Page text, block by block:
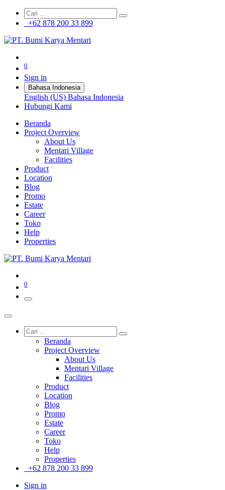
+62 878 200 33 899
0
Sign in
Bahasa Indonesia
English (US) Bahasa Indonesia
Hubungi Kami
Beranda
Project Overview
About Us
Mentari Village
Facilities
Product
Location
Blog
Promo
Estate
Career
Toko
Help
Properties
0
Beranda
Project Overview
About Us
Mentari Village
Facilities
Product
Location
Blog
Promo
Estate
Career
Toko
Help
Properties
+62 878 200 33 899
Sign in